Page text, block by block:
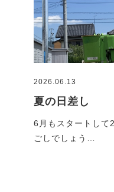
2026.06.13
夏の日差し
6月もスタートして
ごしでしょう…